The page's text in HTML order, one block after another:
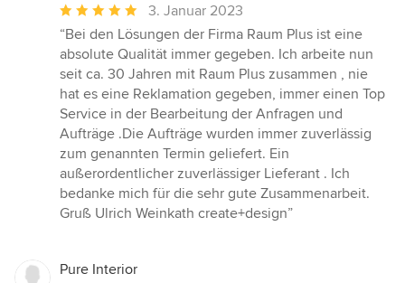
Durchschnittliche
Bewertung:
5
von
5
Sternen
3. Januar 2023
“Bei den Lösungen der Firma Raum Plus ist eine
absolute Qualität immer gegeben. Ich arbeite nun
seit ca. 30 Jahren mit Raum Plus zusammen , nie
hat es eine Reklamation gegeben, immer einen Top
Service in der Bearbeitung der Anfragen und
Aufträge .Die Aufträge wurden immer zuverlässig
zum genannten Termin geliefert. Ein
außerordentlicher zuverlässiger Lieferant . Ich
bedanke mich für die sehr gute Zusammenarbeit.
Gruß Ulrich Weinkath create+design”
Pure Interior